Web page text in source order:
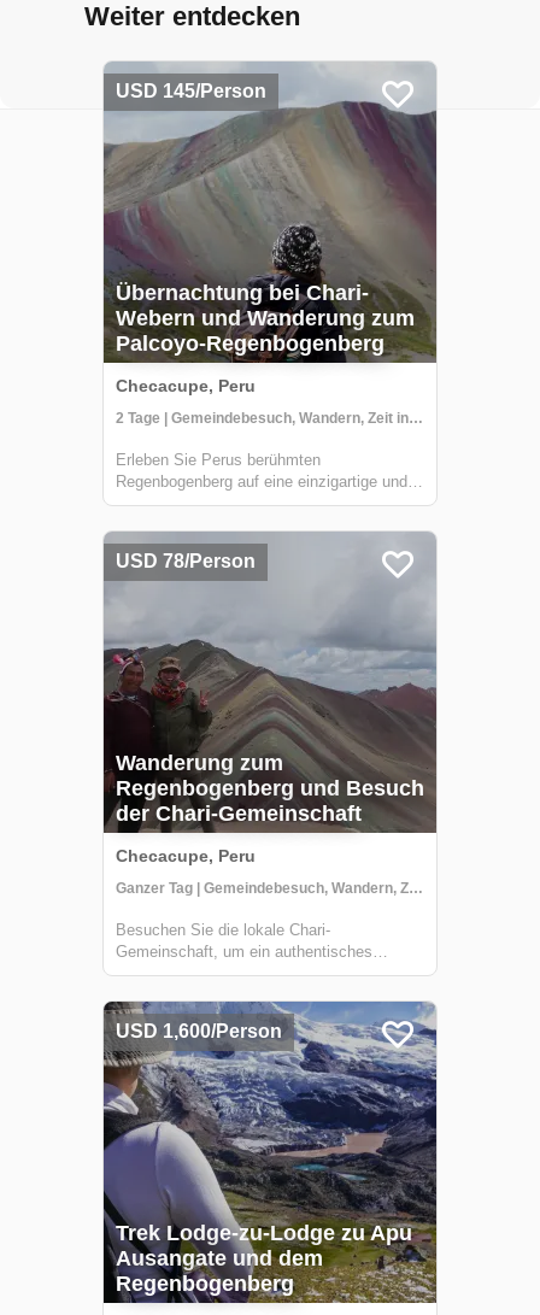
Weiter entdecken
USD 145/Person
Übernachtung bei Chari-
Webern und Wanderung zum
Palcoyo-Regenbogenberg
Checacupe, Peru
2 Tage | Gemeindebesuch, Wandern, Zeit in der Natur
Erleben Sie Perus berühmten
Regenbogenberg auf eine einzigartige und
authentische Weise mit CBC Tupay. Anstatt
einzureihen, verbringen Sie Ihren ersten Tag
mit dem Besuch der Chari-Gemeinschaft,
USD 78/Person
Wanderung zum
Regenbogenberg und Besuch
der Chari-Gemeinschaft
Checacupe, Peru
Ganzer Tag | Gemeindebesuch, Wandern, Zeit in der Natur
Besuchen Sie die lokale Chari-
Gemeinschaft, um ein authentisches
andines Frühstück zu genießen, bevor Sie
als "Regenbogenberg" - wandern. Neben
dem spektakulären Anblick des bunten
Geländes genießen Sie auc...
USD 1,600/Person
Trek Lodge-zu-Lodge zu Apu
Ausangate und dem
Regenbogenberg